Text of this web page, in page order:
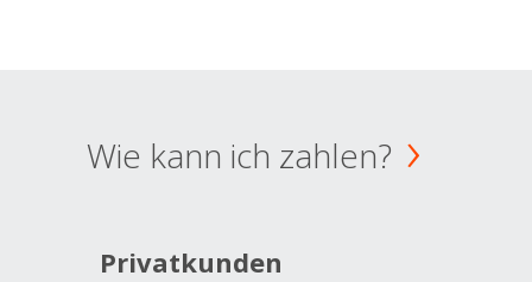
Wie kann ich zahlen?
Privatkunden